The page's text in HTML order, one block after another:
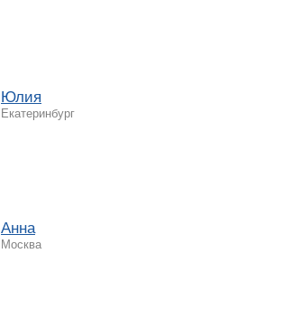
Юлия
Екатеринбург
Анна
Москва